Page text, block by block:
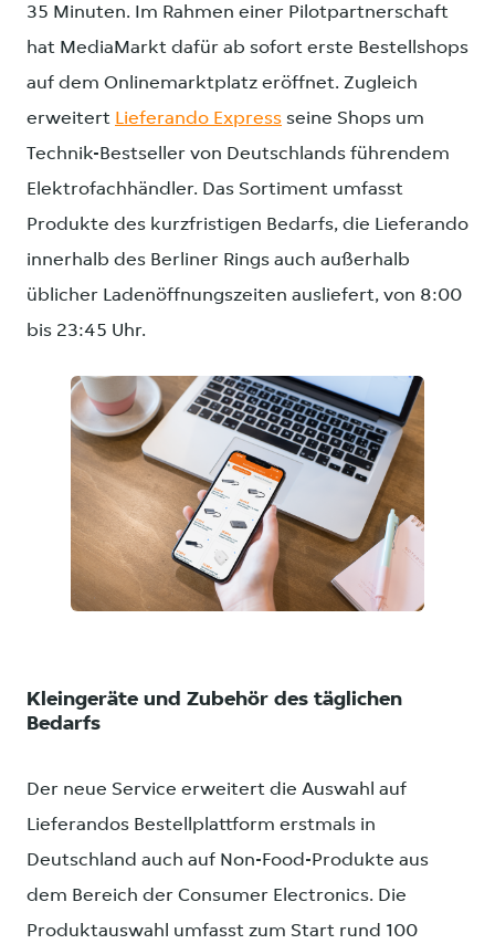
35 Minuten. Im Rahmen einer Pilotpartnerschaft
hat MediaMarkt dafür ab sofort erste Bestellshops
auf dem Onlinemarktplatz eröffnet. Zugleich
erweitert Lieferando Express seine Shops um
Technik-Bestseller von Deutschlands führendem
Elektrofachhändler. Das Sortiment umfasst
Produkte des kurzfristigen Bedarfs, die Lieferando
innerhalb des Berliner Rings auch außerhalb
üblicher Ladenöffnungszeiten ausliefert, von 8:00
bis 23:45 Uhr.
PNG
Kleingeräte und Zubehör des täglichen
Bedarfs
Der neue Service erweitert die Auswahl auf
Lieferandos Bestellplattform erstmals in
Deutschland auch auf Non-Food-Produkte aus
dem Bereich der Consumer Electronics. Die
Produktauswahl umfasst zum Start rund 100